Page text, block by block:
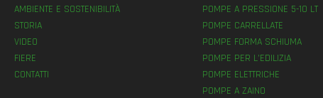
AMBIENTE E SOSTENIBILITÀ
STORIA
VIDEO
FIERE
CONTATTI
POMPE A PRESSIONE 5-10 LT
POMPE CARRELLATE
POMPE FORMA SCHIUMA
POMPE PER L’EDILIZIA
POMPE ELETTRICHE
POMPE A ZAINO